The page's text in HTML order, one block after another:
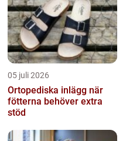
05 juli 2026
Ortopediska inlägg när
fötterna behöver extra
stöd